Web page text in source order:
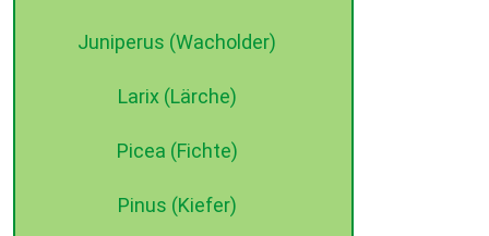
Juniperus (Wacholder)
Larix (Lärche)
Picea (Fichte)
Pinus (Kiefer)